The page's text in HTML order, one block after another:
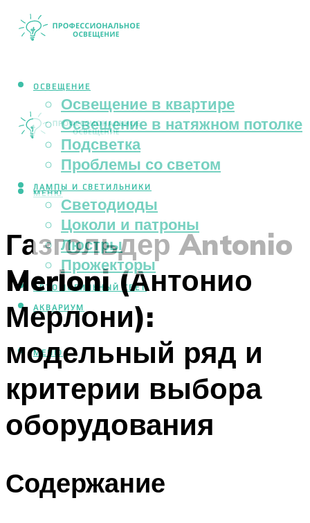
ОСВЕЩЕНИЕ
Освещение в квартире
Освещение в натяжном потолке
Подсветка
Проблемы со светом
ЛАМПЫ И СВЕТИЛЬНИКИ
Светодиоды
Цоколи и патроны
Люстры
Прожекторы
АВТОМОБИЛЬНЫЙ СВЕТ
АКВАРИУМ
МЕНЮ
МЕНЮ
Газгольдер Antonio
Merloni (Антонио
Мерлони):
модельный ряд и
критерии выбора
оборудования
Содержание